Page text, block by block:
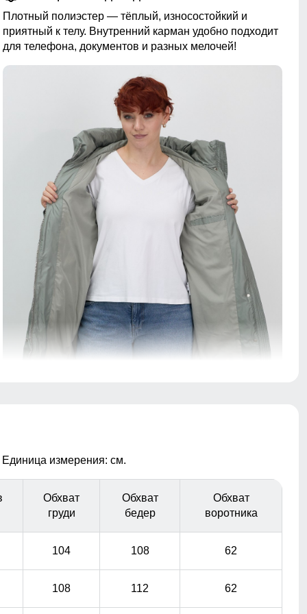
Плотный полиэстер — тёплый, износостойкий и
приятный к телу. Внутренний карман удобно подходит
для телефона, документов и разных мелочей!
Единица измерения: см.
Обхват
груди
Обхват
бедер
Обхват
воротника
104 108 62
108 112 62